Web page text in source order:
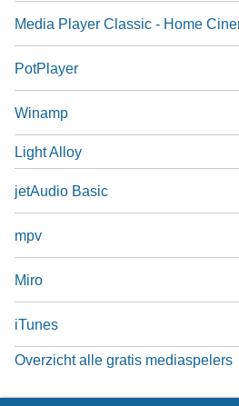
Media Player Classic - Home
PotPlayer
Winamp
Light Alloy
jetAudio Basic
mpv
Miro
iTunes
Overzicht alle gratis mediaspelers